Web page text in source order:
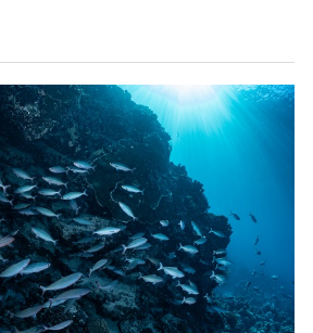
行動を取る人間を嫌がってしまう
の事項をお守りください。
返金について
トの安全を最優先とし、可能な限り
よう努めます。しかし、万が一海に
った場合や、クジラを発見できなか
いたしませんので、あらかじめご了
季節的に海が穏やかな日は多くあり
多少の波やうねりがある中でスノー
が多くなります。泳力や体力に自信